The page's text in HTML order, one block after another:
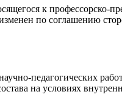
к профессорско-
по соглашению
педагогических
на условиях